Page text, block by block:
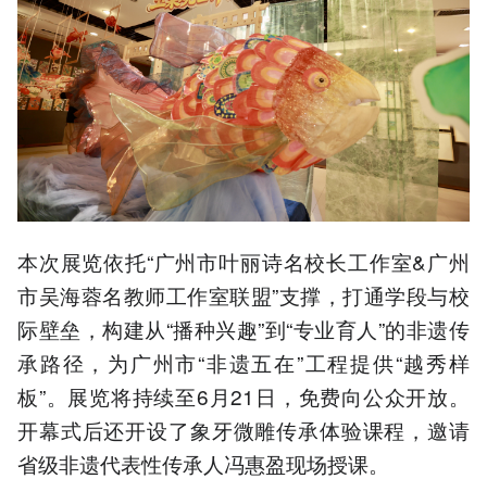
本次展览依托“广州市叶丽诗名校长工作室&广州
市吴海蓉名教师工作室联盟”支撑，打通学段与校
际壁垒，构建从“播种兴趣”到“专业育人”的非遗传
承路径，为广州市“非遗五在”工程提供“越秀样
板”。展览将持续至6月21日，免费向公众开放。
开幕式后还开设了象牙微雕传承体验课程，邀请
省级非遗代表性传承人冯惠盈现场授课。